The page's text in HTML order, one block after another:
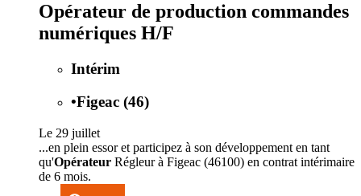
Opérateur de production commandes
numériques H/F
Intérim
•Figeac (46)
Le 29 juillet
...en plein essor et participez à son développement en tant
qu'Opérateur Régleur à Figeac (46100) en contrat intérimaire
de 6 mois.